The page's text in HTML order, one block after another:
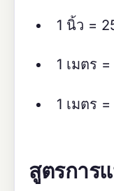
1 นิ้ว =
1 เมตร
1 เมตร
สูตรการ